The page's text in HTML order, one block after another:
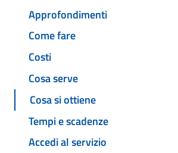
Approfondimenti
Come fare
Costi
Cosa serve
Cosa si ottiene
Tempi e scadenze
Accedi al servizio